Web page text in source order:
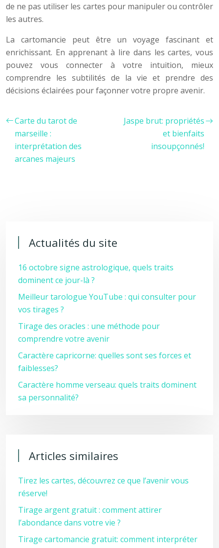
de ne pas utiliser les cartes pour manipuler ou contrôler
les autres.
La cartomancie peut être un voyage fascinant et
enrichissant. En apprenant à lire dans les cartes, vous
pouvez vous connecter à votre intuition, mieux
comprendre les subtilités de la vie et prendre des
décisions éclairées pour façonner votre propre avenir.
Carte du tarot de
marseille :
interprétation des
arcanes majeurs
Jaspe brut: propriétés
et bienfaits
insoupçonnés!
Actualités du site
16 octobre signe astrologique, quels traits
dominent ce jour-là ?
Meilleur tarologue YouTube : qui consulter pour
vos tirages ?
Tirage des oracles : une méthode pour
comprendre votre avenir
Caractère capricorne: quelles sont ses forces et
faiblesses?
Caractère homme verseau: quels traits dominent
sa personnalité?
Articles similaires
Tirez les cartes, découvrez ce que l’avenir vous
réserve!
Tirage argent gratuit : comment attirer
l’abondance dans votre vie ?
Tirage cartomancie gratuit: comment interpréter